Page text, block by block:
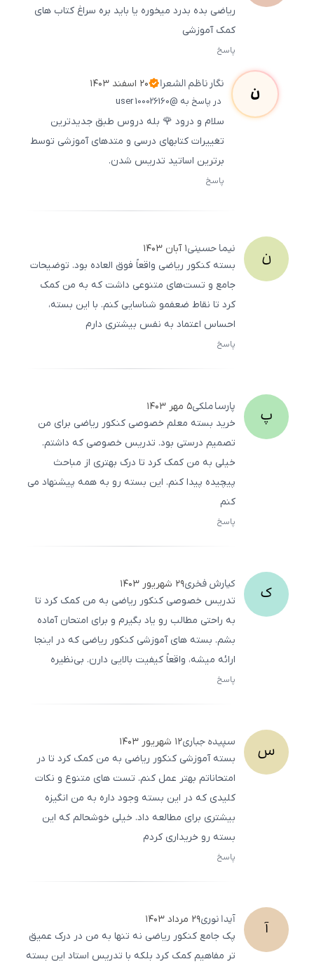
ریاضی بده بدرد میخوره یا باید بره سراغ کتاب های
کمک آموزشی
پاسخ
ن نگارناظم الشعرا ۲۰ اسفند ۱۴۰۳
در پاسخ به @user 100026160
سلام و درود 🌹 بله دروس طبق جدیدترین
تغییرات کتابهای درسی و متدهای آموزشی توسط
برترین اساتید تدریس شدن.
پاسخ
ن نیماحسینی۱ آبان ۱۴۰۳
بسته کنکور ریاضی واقعاً فوق‌ العاده بود. توضیحات
جامع و تست‌های متنوعی داشت که به من کمک
کرد تا نقاط ضعفمو شناسایی کنم. با این بسته،
احساس اعتماد به نفس بیشتری دارم
پاسخ
پ پارساملکی۵ مهر ۱۴۰۳
خرید بسته معلم خصوصی کنکور ریاضی برای من
تصمیم درستی بود. تدریس خصوصی که داشتم.
خیلی به من کمک کرد تا درک بهتری از مباحث
پیچیده پیدا کنم. این بسته رو به همه پیشنهاد می
‌کنم
پاسخ
ک کیارشفخری۲۹ شهریور ۱۴۰۳
تدریس خصوصی کنکور ریاضی به من کمک کرد تا
به راحتی مطالب رو یاد بگیرم و برای امتحان آماده
بشم. بسته ‌های آموزشی کنکور ریاضی که در اینجا
ارائه میشه، واقعاً کیفیت بالایی دارن. بی‌نظیره
پاسخ
س سپیدهجباری۱۲ شهریور ۱۴۰۳
بسته آموزشی کنکور ریاضی به من کمک کرد تا در
امتحاناتم بهتر عمل کنم. تست‌ های متنوع و نکات
کلیدی که در این بسته وجود داره به من انگیزه
بیشتری برای مطالعه داد. خیلی خوشحالم که این
بسته رو خریداری کردم
پاسخ
آ آیدانوری۲۹ مرداد ۱۴۰۳
پک جامع کنکور ریاضی نه تنها به من در درک عمیق
‌تر مفاهیم کمک کرد بلکه با تدریس استاد این بسته